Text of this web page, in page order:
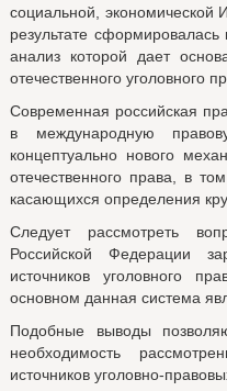
социальной, экономической
результате сформировалась
анализ которой дает
отечественного уголовного
Современная российская
в международную
концептуально нового
отечественного права, в
касающихся определения
Следует рассмотреть
Российской Федерации
источников уголовного
основном данная система
Подобные выводы
необходимость
источников уголовно-